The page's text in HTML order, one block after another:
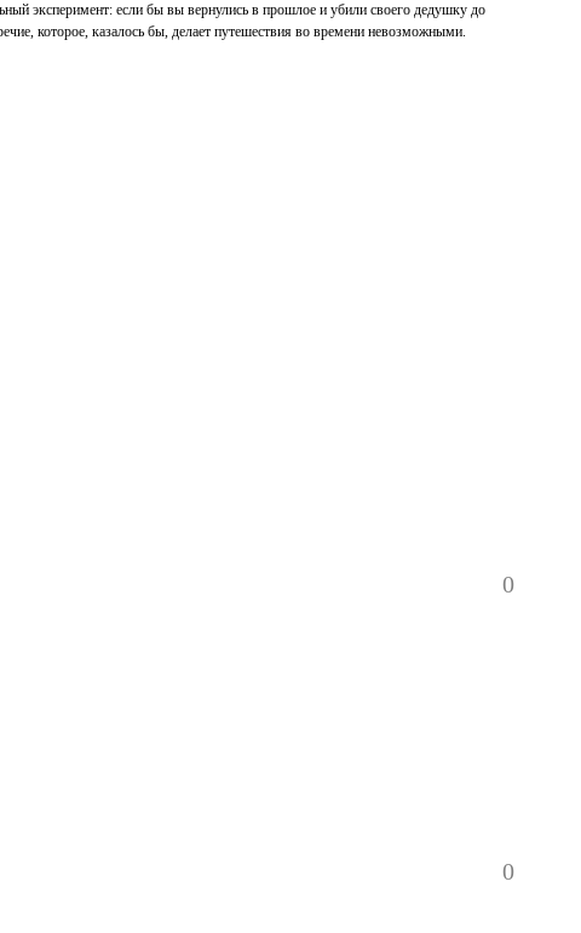
эксперимент: если бы вы вернулись в прошлое и убили своего дедушку до
которое, казалось бы, делает путешествия во времени невозможными.
0
0